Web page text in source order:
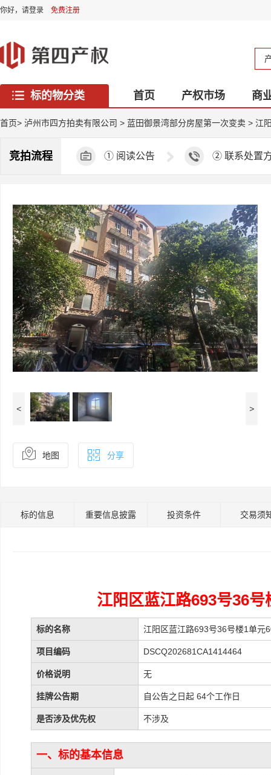
你好， 请登录 免费注册
标的物分类 首页 产权市场
商
西藏专区
首页> 泸州市四方拍卖有限公司 > 蓝田御景湾部分房屋第一次变卖 > 江
竞拍流程 ① 阅读公告 ② 联系处置
< >
地图 分享
标的信息 重要信息披露 投资条件 交易须
江阳区蓝江路693号36
标的名称 江阳区蓝江路693号36号楼1单元
项目编码 DSCQ202681CA1414464
价格说明 无
挂牌公告期 自公告之日起 64个工作日
是否涉及优先权 不涉及
一、标的基本信息